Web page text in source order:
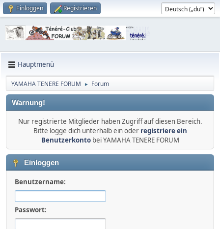
Einloggen Registrieren
Hauptmenü
YAMAHA TENERE FORUM ► Forum
Warnung!
Nur registrierte Mitglieder haben Zugriff auf diesen Bereich.
Bitte logge dich unterhalb ein oder registriere ein
Benutzerkontobei YAMAHA TENERE FORUM
Einloggen
Benutzername:
Passwort: